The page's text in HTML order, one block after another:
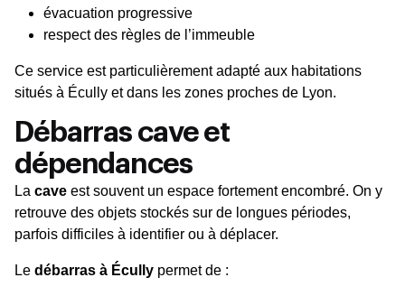
évacuation progressive
respect des règles de l’immeuble
Ce service est particulièrement adapté aux habitations
situés à Écully et dans les zones proches de Lyon.
Débarras cave et
dépendances
La cave est souvent un espace fortement encombré. On y
retrouve des objets stockés sur de longues périodes,
parfois difficiles à identifier ou à déplacer.
Le débarras à Écully permet de :